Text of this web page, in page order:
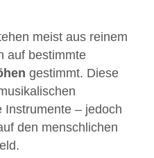
meist aus reinem
auf bestimmte
gestimmt. Diese
Instrumente – jedoch
den menschlichen